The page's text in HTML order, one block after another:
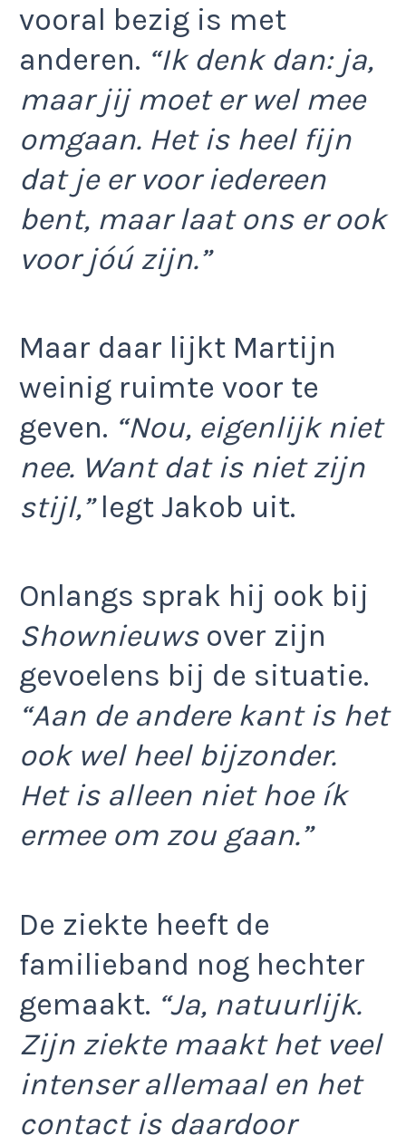
vooral bezig is met
anderen. “Ik denk dan: ja,
maar jij moet er wel mee
omgaan. Het is heel fijn
dat je er voor iedereen
bent, maar laat ons er ook
voor jóú zijn.”
Maar daar lijkt Martijn
weinig ruimte voor te
geven. “Nou, eigenlijk niet
nee. Want dat is niet zijn
stijl,”legt Jakob uit.
Onlangs sprak hij ook bij
Shownieuwsover zijn
gevoelens bij de situatie.
“Aan de andere kant is het
ook wel heel bijzonder.
Het is alleen niet hoe ík
ermee om zou gaan.”
De ziekte heeft de
familieband nog hechter
gemaakt. “Ja, natuurlijk.
Zijn ziekte maakt het veel
intenser allemaal en het
contact is daardoor